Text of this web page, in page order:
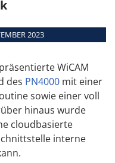
2023
WiCAM
des PN4000 mit einer
sowie einer voll
hinaus wurde
cloudbasierte
interne